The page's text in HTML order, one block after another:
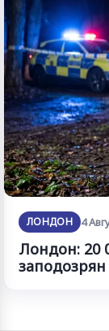
ЛОНДОН 4
Лондон: 20